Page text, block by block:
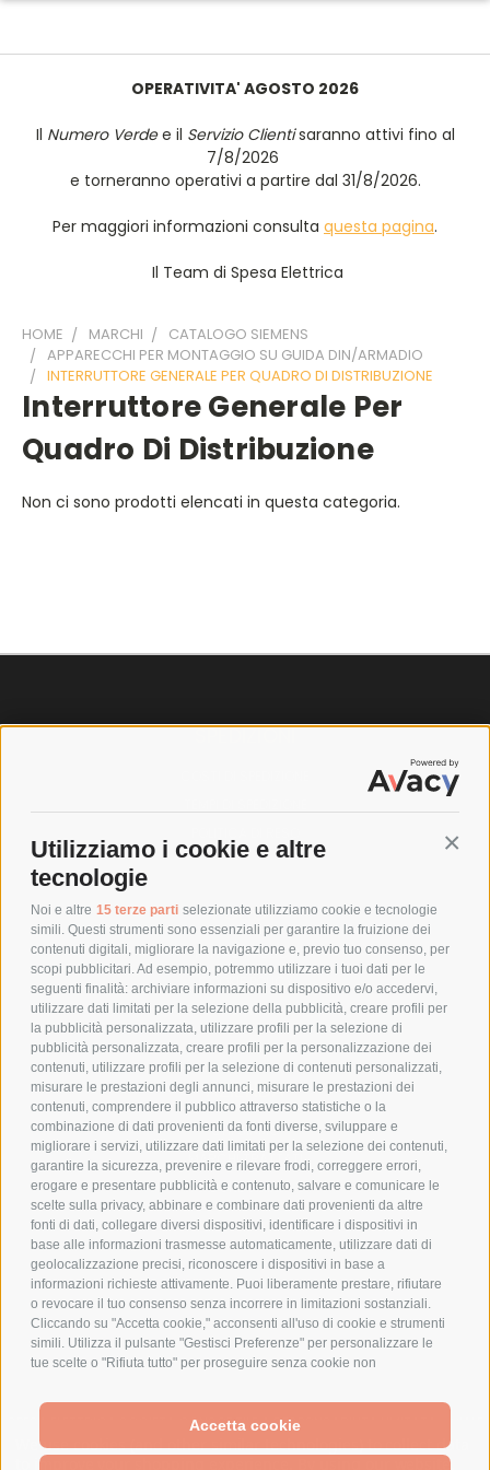
Utilizziamo i cookie e altre
tecnologie
Noi e altre 15 terze parti selezionate utilizziamo cookie e tecnologie
simili. Questi strumenti sono essenziali per garantire la fruizione dei
contenuti digitali, migliorare la navigazione e, previo tuo consenso, per
scopi pubblicitari. Ad esempio, potremmo utilizzare i tuoi dati per le
seguenti finalità: archiviare informazioni su dispositivo e/o accedervi,
utilizzare dati limitati per la selezione della pubblicità, creare profili per
la pubblicità personalizzata, utilizzare profili per la selezione di
pubblicità personalizzata, creare profili per la personalizzazione dei
contenuti, utilizzare profili per la selezione di contenuti personalizzati,
misurare le prestazioni degli annunci, misurare le prestazioni dei
contenuti, comprendere il pubblico attraverso statistiche o la
combinazione di dati provenienti da fonti diverse, sviluppare e
migliorare i servizi, utilizzare dati limitati per la selezione dei contenuti,
garantire la sicurezza, prevenire e rilevare frodi, correggere errori,
erogare e presentare pubblicità e contenuto, salvare e comunicare le
scelte sulla privacy, abbinare e combinare dati provenienti da altre
fonti di dati, collegare diversi dispositivi, identificare i dispositivi in
base alle informazioni trasmesse automaticamente, utilizzare dati di
geolocalizzazione precisi, riconoscere i dispositivi in base a
informazioni richieste attivamente. Puoi liberamente prestare, rifiutare
o revocare il tuo consenso senza incorrere in limitazioni sostanziali.
Cliccando su "Accetta cookie," acconsenti all'uso di cookie e strumenti
simili. Utilizza il pulsante "Gestisci Preferenze" per personalizzare le
tue scelte o "Rifiuta tutto" per proseguire senza cookie non
momento cliccando sul link "Preferenze Cookie" in fondo alla pagina o
sull'icona dello scudo in basso a sinistra. Le tue preferenze si
applicheranno al solo dispositivo in uso.
Accetta cookie
OPERATIVITA' AGOSTO 2026
Il Numero Verdee il Servizio Clientisaranno attivi fino al
7/8/2026
e torneranno operativi a partire dal 31/8/2026.
Per maggiori informazioni consulta questa pagina.
Il Team di Spesa Elettrica
HOME MARCHI
CATALOGO SIEMENS
APPARECCHI PER MONTAGGIO SU GUIDA DIN/ARMADIO
INTERRUTTORE GENERALE PER QUADRO DI DISTRIBUZIONE
Interruttore Generale Per
Quadro Di Distribuzione
Non ci sono prodotti elencati in questa categoria.
SPEDIZIONI
POLICY
PRIVACY POLICY
COOKIE POLICY
PAGAMENTI SICURI
AZIENDA
CHI SIAMO
MARCHI TRATTATI
CONDOMINI
Bonifico
Bancario
SPESA ELETTRICA SOCIETA CONSORTILE A RESPONSABILITA LIMITATA - VIALE
MILANOFIORI, STRADA 4 - PALAZZO A5 20057, ASSAGO MILANO - PARTITA IVA
We use cookies (and other similar technologies) to collect data
to improve your shopping experience.
By using our website,